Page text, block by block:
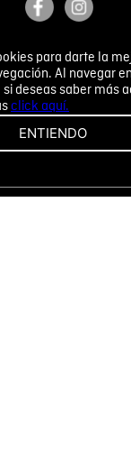
para darte la
Al navegar
deseas saber más
click aquí.
ENTIENDO
QUEJAS Y
Y DEVOLUCIONES